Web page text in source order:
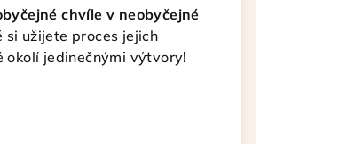
chvíle v neobyčejné
užijete proces jejich
jedinečnými výtvory!